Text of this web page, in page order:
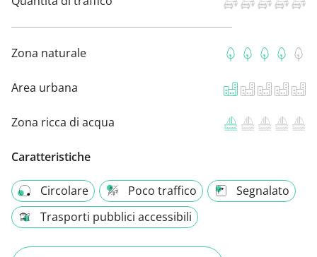
Zona naturale
Area urbana
Zona ricca di acqua
Caratteristiche
Circolare Poco traffico
Segnalato
Trasporti pubblici accessibili